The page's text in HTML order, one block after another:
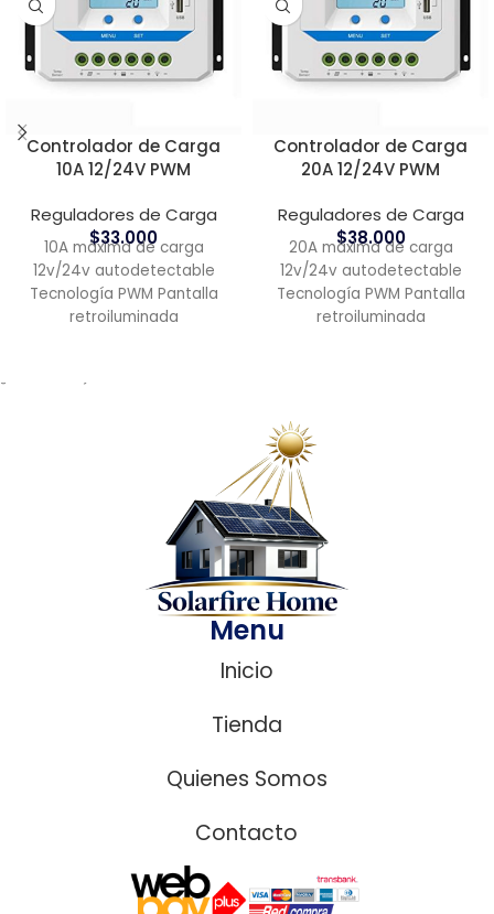
Controlador de Carga
10A 12/24V PWM
Reguladores de Carga
$33.000
10A máxima de carga
12v/24v autodetectable
Tecnología PWM Pantalla
retroiluminada
Controlador de Carga
20A 12/24V PWM
Reguladores de Carga
$38.000
20A máxima de carga
12v/24v autodetectable
Tecnología PWM Pantalla
retroiluminada
Menu
Inicio
Tienda
Quienes Somos
Contacto